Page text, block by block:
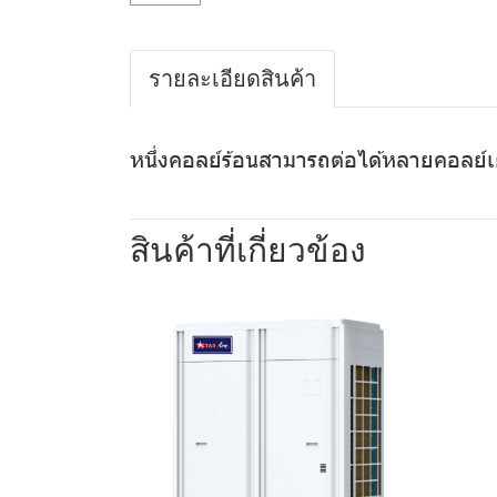
รายละเอียดสินค้า
หนึ่งคอลย์ร้อนสามารถต่อได้หลายคอลย์
สินค้าที่เกี่ยวข้อง